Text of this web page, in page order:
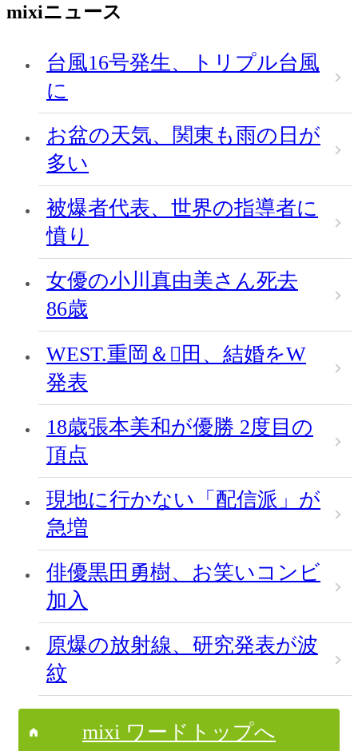
mixiニュース
台風16号発生、トリプル台風
に
お盆の天気、関東も雨の日が
多い
被爆者代表、世界の指導者に
憤り
女優の小川真由美さん死去
86歳
WEST.重岡＆田、結婚をW
発表
18歳張本美和が優勝 2度目の
頂点
現地に行かない「配信派」が
急増
俳優黒田勇樹、お笑いコンビ
加入
原爆の放射線、研究発表が波
紋
mixi ワードトップへ